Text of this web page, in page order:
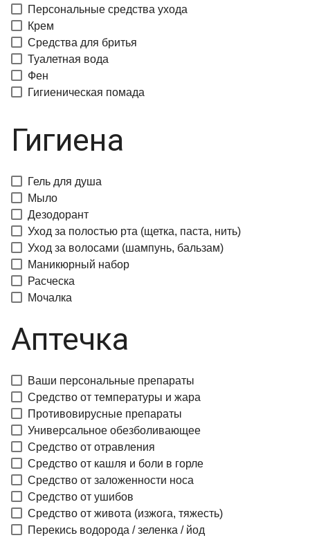
Персональные средства ухода
Крем
Средства для бритья
Туалетная вода
Фен
Гигиеническая помада
Гигиена
Гель для душа
Мыло
Дезодорант
Уход за полостью рта (щетка, паста, нить)
Уход за волосами (шампунь, бальзам)
Маникюрный набор
Расческа
Мочалка
Аптечка
Ваши персональные препараты
Средство от температуры и жара
Противовирусные препараты
Универсальное обезболивающее
Средство от отравления
Средство от кашля и боли в горле
Средство от заложенности носа
Средство от ушибов
Средство от живота (изжога, тяжесть)
Перекись водорода / зеленка / йод